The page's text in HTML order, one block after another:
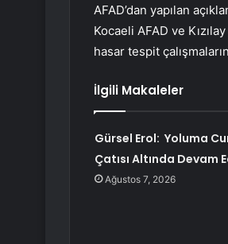
AFAD’dan yapılan
Kocaeli AFAD ve
hasar tespit
İlgili Makaleler
Gürsel Erol: Yoluma
Çatısı Altında Devam
Ağustos 7, 2026